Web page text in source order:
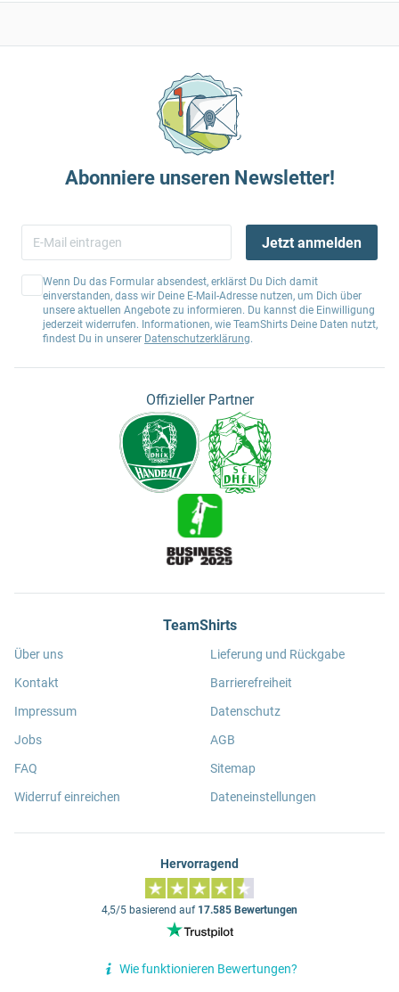
Abonniere unseren Newsletter!
Jetzt anmelden
Wenn Du das Formular absendest, erklärst Du Dich damit
einverstanden, dass wir Deine E-Mail-Adresse nutzen, um Dich über
unsere aktuellen Angebote zu informieren. Du kannst die Einwilligung
jederzeit widerrufen. Informationen, wie TeamShirts Deine Daten nutzt,
findest Du in unserer Datenschutzerklärung.
Offizieller Partner
TeamShirts
Über uns
Kontakt
Impressum
Jobs
FAQ
Widerruf einreichen
Lieferung und Rückgabe
Barrierefreiheit
Datenschutz
AGB
Sitemap
Dateneinstellungen
Hervorragend
4,5/5 basierend auf 17.585 Bewertungen
Wie funktionieren Bewertungen?